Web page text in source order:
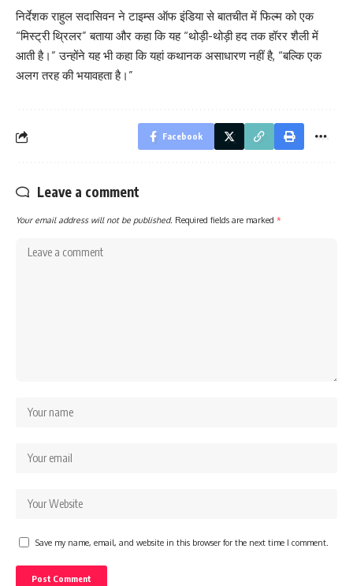
निर्देशक राहुल सदासिवन ने टाइम्स ऑफ इंडिया से बातचीत में फिल्म को एक
“मिस्ट्री थ्रिलर” बताया और कहा कि यह “थोड़ी-थोड़ी हद तक हॉरर शैली में
आती है।” उन्होंने यह भी कहा कि यहां कथानक असाधारण नहीं है, “बल्कि एक
अलग तरह की भयावहता है।”
Facebook
Leave a comment
Your email address will not be published. Required fields are marked *
Save my name, email, and website in this browser for the next time I comment.